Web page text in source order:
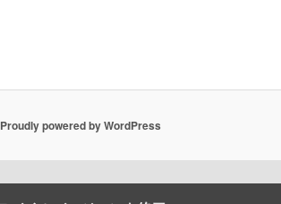
Proudly powered by WordPress